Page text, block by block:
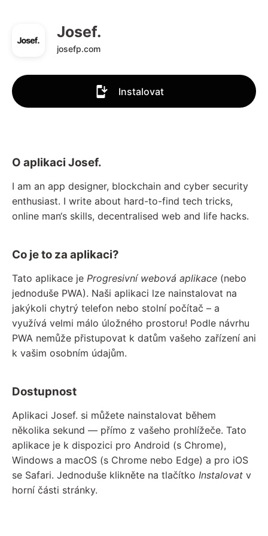
Josef.
josefp.com
Instalovat
O aplikaci Josef.
I am an app designer, blockchain and cyber security
enthusiast. I write about hard-to-find tech tricks,
online man‘s skills, decentralised web and life hacks.
Co je to za aplikaci?
Tato aplikace je Progresivní webová aplikace (nebo
jednoduše PWA). Naši aplikaci lze nainstalovat na
jakýkoli chytrý telefon nebo stolní počítač – a
využívá velmi málo úložného prostoru! Podle návrhu
PWA nemůže přistupovat k datům vašeho zařízení ani
k vašim osobním údajům.
Dostupnost
Aplikaci Josef. si můžete nainstalovat během
několika sekund — přímo z vašeho prohlížeče. Tato
aplikace je k dispozici pro Android (s Chrome),
Windows a macOS (s Chrome nebo Edge) a pro iOS
se Safari. Jednoduše klikněte na tlačítko Instalovat v
horní části stránky.